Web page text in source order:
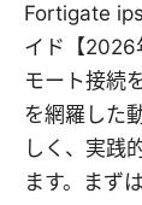
Fortigate
イド【2026
モート接続
を網羅した
しく、実践
ます。まず